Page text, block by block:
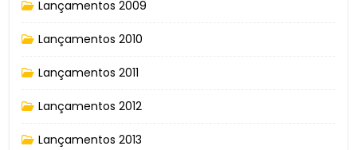
Lançamentos 2009
Lançamentos 2010
Lançamentos 2011
Lançamentos 2012
Lançamentos 2013